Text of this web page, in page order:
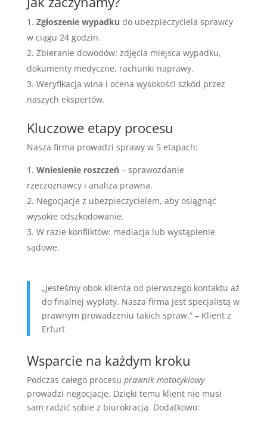
Zgłoszenie wypadku do ubezpieczyciela sprawcy
w ciągu 24 godzin.
Zbieranie dowodów: zdjęcia miejsca wypadku,
dokumenty medyczne, rachunki naprawy.
Weryfikacja wina i ocena wysokości szkód przez
naszych ekspertów.
Kluczowe etapy procesu
Nasza firma prowadzi sprawy w 5 etapach:
Wniesienie roszczeń– sprawozdanie
rzeczoznawcy i analiza prawna.
Negocjacje z ubezpieczycielem, aby osiągnąć
wysokie odszkodowanie.
W razie konfliktów: mediacja lub wystąpienie
sądowe.
„Jesteśmy obok klienta od pierwszego kontaktu aż
do finalnej wypłaty. Nasza firma jest specjalistą w
prawnym prowadzeniu takich spraw.” – Klient z
Erfurt
Wsparcie na każdym kroku
Podczas całego procesu prawnik motocyklowy
prowadzi negocjacje. Dzięki temu klient nie musi
sam radzić sobie z biurokracją. Dodatkowo: